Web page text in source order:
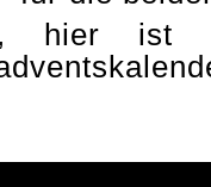
hier ist